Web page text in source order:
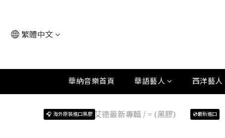
繁體中文
華納音樂首頁 華語藝人 西洋藝人
🎧 海外原裝進口黑膠 💿最新進口